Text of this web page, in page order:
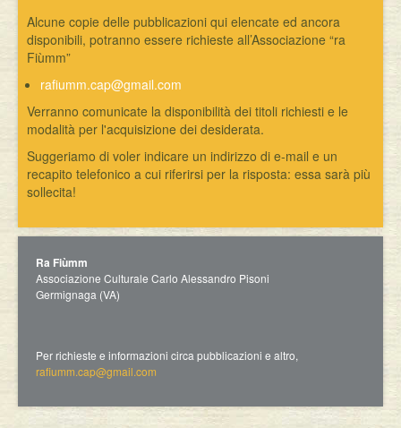
Alcune copie delle pubblicazioni qui elencate ed ancora
disponibili, potranno essere richieste all’Associazione “ra
Fiùmm”
rafiumm.cap@gmail.com
Verranno comunicate la disponibilità dei titoli richiesti e le
modalità per l'acquisizione dei desiderata.
Suggeriamo di voler indicare un indirizzo di e-mail e un
recapito telefonico a cui riferirsi per la risposta: essa sarà più
sollecita!
Ra Fiùmm
Associazione Culturale Carlo Alessandro Pisoni
Germignaga (VA)
Per richieste e informazioni circa pubblicazioni e altro,
rafiumm.cap@gmail.com